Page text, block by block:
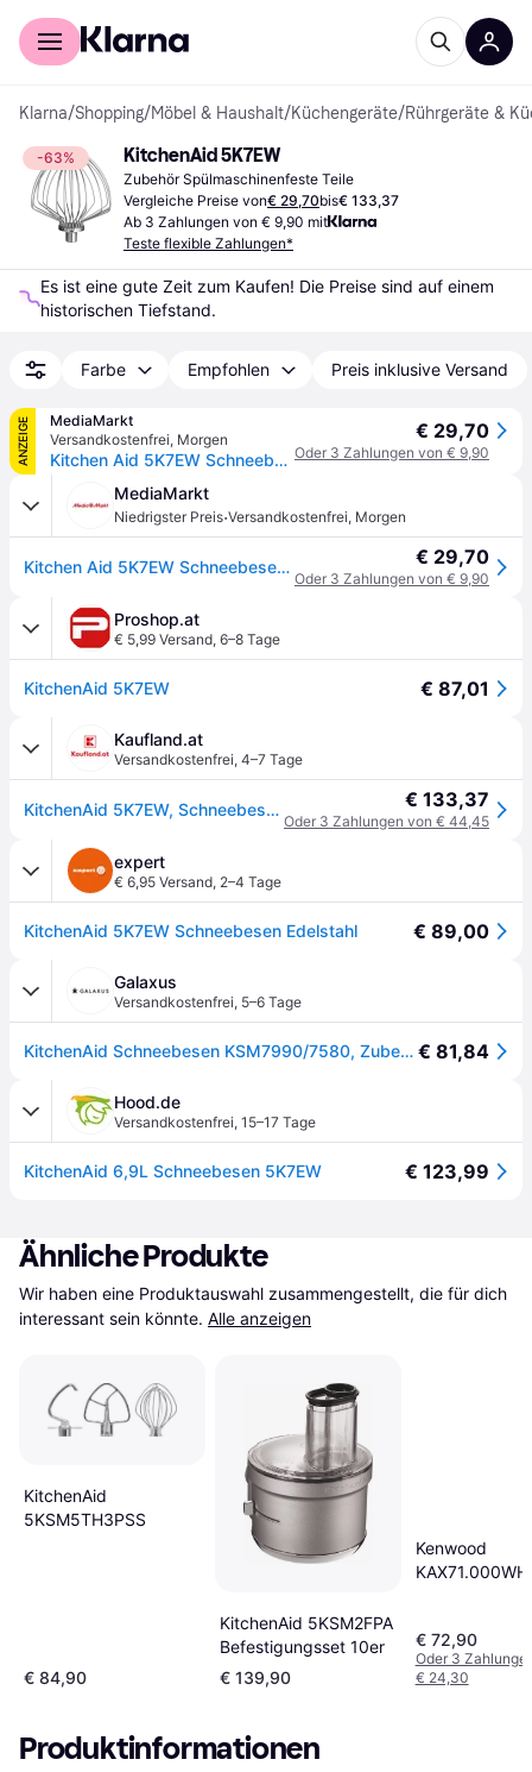
Für Shopper
Klarna/Shopping/Möbel & Haushalt/Küchengeräte/Rührgeräte &
-63% KitchenAid 5K7EW
Zubehör Spülmaschinenfeste Teile
Vergleiche Preise von€ 29,70bis€ 133,37
Ab 3 Zahlungen von € 9,90 mit
Teste flexible Zahlungen*
Es ist eine gute Zeit zum Kaufen! Die Preise sind auf einem
historischen Tiefstand.
Farbe Empfohlen Preis inklusive Versand
ANZEIGE
MediaMarkt
Versandkostenfrei, Morgen
Kitchen Aid 5K7EW Schneebesen für große Küchenmaschinen (6.6l-6.9l) mit Schüsselheber, aus Edelstahl - Silber
€ 29,70
Oder 3 Zahlungen von € 9,90
MediaMarkt
Niedrigster Preis·Versandkostenfrei, Morgen
Kitchen Aid 5K7EW Schneebesen für große Küchenmaschinen (6.6l-6.9l) mit Schüsselheber, aus Edelstahl - Silber € 29,70
Oder 3 Zahlungen von € 9,90
Proshop.at
€ 5,99 Versand, 6–8 Tage
KitchenAid 5K7EW € 87,01
Kaufland.at
Versandkostenfrei, 4–7 Tage
KitchenAid 5K7EW, Schneebesen, Edelstahl, Edelstahl, 5KSM7580X, 5KSM7591, 5KSM7990X, 160 mm, 175 mm € 133,37
Oder 3 Zahlungen von € 44,45
expert
€ 6,95 Versand, 2–4 Tage
KitchenAid 5K7EW Schneebesen Edelstahl € 89,00
Galaxus
Versandkostenfrei, 5–6 Tage
KitchenAid Schneebesen KSM7990/7580, Zubehör Küchengeräte, Silber € 81,84
Hood.de
Versandkostenfrei, 15–17 Tage
KitchenAid 6,9L Schneebesen 5K7EW € 123,99
Ähnliche Produkte
Wir haben eine Produktauswahl zusammengestellt, die für dich
interessant sein könnte. Alle anzeigen
KitchenAid
5KSM5TH3PSS
€ 84,90
KitchenAid 5KSM2FPA
Befestigungsset 10er
€ 139,90
Kenwood
KAX71.000WH
€ 72,90
Oder 3
€ 24,30
Produktinformationen